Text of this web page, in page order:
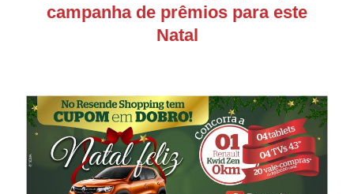
campanha de prêmios para este
Natal